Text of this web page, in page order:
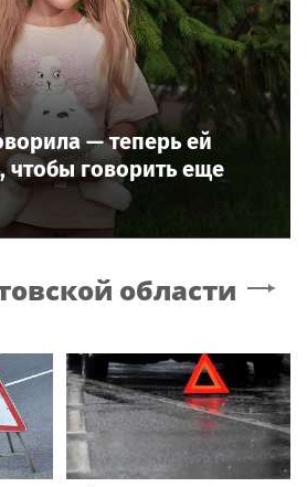
— теперь ей
говорить еще
области